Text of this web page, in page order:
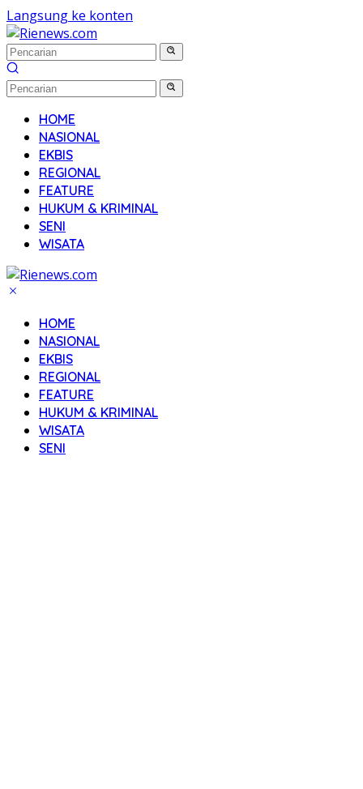
Langsung ke konten
HOME
NASIONAL
EKBIS
REGIONAL
FEATURE
HUKUM & KRIMINAL
SENI
WISATA
HOME
NASIONAL
EKBIS
REGIONAL
FEATURE
HUKUM & KRIMINAL
WISATA
SENI